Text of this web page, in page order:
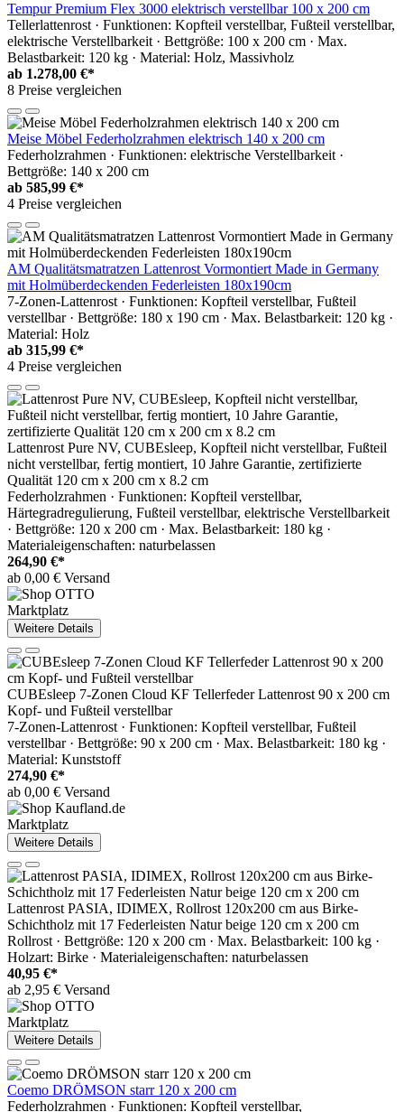
Tempur Premium Flex 3000 elektrisch verstellbar 100 x 200 cm
Tellerlattenrost · Funktionen: Kopfteil verstellbar, Fußteil verstellbar,
elektrische Verstellbarkeit · Bettgröße: 100 x 200 cm · Max.
Belastbarkeit: 120 kg · Material: Holz, Massivholz
ab 1.278,00 €*
8 Preise vergleichen
Meise Möbel Federholzrahmen elektrisch 140 x 200 cm
Federholzrahmen · Funktionen: elektrische Verstellbarkeit ·
Bettgröße: 140 x 200 cm
ab 585,99 €*
4 Preise vergleichen
AM Qualitätsmatratzen Lattenrost Vormontiert Made in Germany
mit Holmüberdeckenden Federleisten 180x190cm
7-Zonen-Lattenrost · Funktionen: Kopfteil verstellbar, Fußteil
verstellbar · Bettgröße: 180 x 190 cm · Max. Belastbarkeit: 120 kg ·
Material: Holz
ab 315,99 €*
4 Preise vergleichen
Lattenrost Pure NV, CUBEsleep, Kopfteil nicht verstellbar, Fußteil
nicht verstellbar, fertig montiert, 10 Jahre Garantie, zertifizierte
Qualität 120 cm x 200 cm x 8.2 cm
Federholzrahmen · Funktionen: Kopfteil verstellbar,
Härtegradregulierung, Fußteil verstellbar, elektrische Verstellbarkeit
· Bettgröße: 120 x 200 cm · Max. Belastbarkeit: 180 kg ·
Materialeigenschaften: naturbelassen
264,90 €*
ab 0,00 € Versand
Marktplatz
Weitere Details
CUBEsleep 7-Zonen Cloud KF Tellerfeder Lattenrost 90 x 200 cm
Kopf- und Fußteil verstellbar
7-Zonen-Lattenrost · Funktionen: Kopfteil verstellbar, Fußteil
verstellbar · Bettgröße: 90 x 200 cm · Max. Belastbarkeit: 180 kg ·
Material: Kunststoff
274,90 €*
ab 0,00 € Versand
Marktplatz
Weitere Details
Lattenrost PASIA, IDIMEX, Rollrost 120x200 cm aus Birke-
Schichtholz mit 17 Federleisten Natur beige 120 cm x 200 cm
Rollrost · Bettgröße: 120 x 200 cm · Max. Belastbarkeit: 100 kg ·
Holzart: Birke · Materialeigenschaften: naturbelassen
40,95 €*
ab 2,95 € Versand
Marktplatz
Weitere Details
Coemo DRÖMSON starr 120 x 200 cm
Federholzrahmen · Funktionen: Kopfteil verstellbar,